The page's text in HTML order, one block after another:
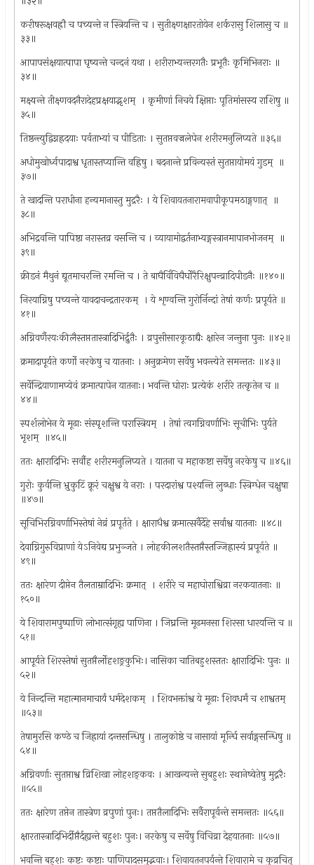
करीषरूक्षवह्रौ च पच्यन्ते न स्त्रियन्ति च । सुतीक्ष्णक्षारतोयेन शर्करासु शिलासु च ॥
३३॥
आपापसंक्षयात्पापा घृष्यन्ते चन्दनं यथा । शरीराभ्यन्तरगतैः प्रभूतैः कृमिभिनराः ॥
३४॥
मक्ष्यन्ते तीक्ष्णवदनैरादेहप्रक्षयाद्भृशम् ‍ । कृमीणां निचये क्षिप्ताः पूतिमांसस्य राशिषु ॥
३५॥
तिष्ठन्त्युद्विग्नह्रदयाः पर्वताभ्यां च पीडिताः । सुतप्तवज्रलेपेन शरीरमनुलिप्यते ॥३६॥
अधोमुखोर्ध्वपादाश्व धृतास्तप्यान्ति वह्रिषु । बदनान्ते प्रविन्यस्तं सुतप्तायोमयं गुडम् ‍ ॥
३७॥
ते खादन्ति पराधीना हन्यमानास्तु मुद्ररैः । ये शिवायतनारामवापीकूपमठाङ्गणात् ‍ ॥
३८॥
अभिद्रवन्ति पापिष्ठा नरास्तव्र वसन्ति च । व्यायामोद्वर्तनाभ्यङ्गस्त्रानमापानभोजनम् ‍ ॥
३९॥
क्रीडनं मैथुनं द्यूतमाचरन्ति रमन्ति च । ते बाघैर्विविघैर्घोरैरिक्षुपन्व्रादिपीडनैः ॥१४०॥
निरयाग्निषु पच्यन्ते यावदाचन्द्रतारकम् ‍ । ये शृण्वन्ति गुरोर्निन्दां तेषां कर्णः प्रपूर्यते ॥
४१॥
अग्निवर्णैरयःकीलैस्तप्ततास्त्रादिभिर्द्रुतैः । व्रपुसीसारकूठाद्यैः क्षारेन जन्तुना पुनः ॥४२॥
क्रमादापूर्यते कर्णो नरकेषु च यातनाः । अनुक्रमेण सर्वेषु भवन्त्येते समन्ततः ॥४३॥
सर्वेन्द्रियाणामप्येवं क्रमात्पापेन यातनाः। भवन्ति घोराः प्रत्येकं शरीरे तत्कृतेन च ॥
४४॥
स्पर्शलोभेन ये मूढाः संस्पृशन्ति परास्त्रियम् ‍ । तेषां त्वगग्निवर्णाभिः सूचीभिः पुर्यते
भृशम् ‍ ॥४५॥
ततः क्षारादिभिः सर्वौह शरीरमनुलिप्यते । यातना च महाकष्टा सर्वेषु नरकेषु च ॥४६॥
गुरोः कुर्वन्ति भ्रुकुटिं क्रूरं चक्षुश्व ये नराः । परदारांश्व पश्यन्ति लुब्धाः स्त्रिग्धेन चक्षुषा
॥४७॥
सूचिभिरग्निवर्णाभिस्तेषां नेव्रं प्रपूर्तते । क्षाराधैश्व क्रमात्सर्वैर्देहे सर्वाश्व यातनाः ॥४८॥
देवाग्निगुरुविप्राणां येऽनिवेद्य प्रभुञ्जते । लोहकीलशतैस्तप्तैस्तज्जिह्रास्यं प्रपूर्यते ॥
४९॥
ततः क्षारेण दीप्तेन तैलताम्रादिभिः क्रमात् ‍ । शरीरे च महाघोराश्विव्रा नरकयातनाः ॥
१५०॥
ये शिवारामपुष्पाणि लोभात्संगृह्य पाणिना । जिघ्रन्ति मूढमनसा शिरसा धारयन्ति च ॥
५१॥
आपूर्यते शिरस्तेषां सुतप्तैर्लोहशङ्रकुभिः। नासिका चातिबहुशस्ततः क्षारादिभिः पुनः ॥
५२॥
ये निन्दन्ति महात्मानमाचार्यं धर्मदेशकम् ‍ । शिवभक्तांश्व ये मूढाः शिवधर्मं च शाश्वतम् ‍
॥५३॥
तेषामुरसि कण्ठे च जिह्रायां दन्तसन्धिषु । तालुकोष्ठे च नासायां मूर्न्घि सर्वाङ्गसन्धिषु ॥
५४॥
अग्निवर्णाः सुतप्ताश्व व्रिशिखा लोहशङ्कवः । आखन्यन्ते सुबहुशः स्थानेष्वेतेषु मुद्नरैः
॥५५॥
ततः क्षारेण तप्तेन तास्त्रेण व्रपुणां पुनः। तप्ततैलादिभिः सर्वैरापूर्वन्ते समन्ततः ॥५६॥
क्षारतास्त्रादिभिर्दीप्तैर्दह्यन्ते बहुशः पुनः। नरकेषु च सर्वेषु विचिव्रा देहयातनाः ॥५७॥
भवन्ति बहुशः कष्टः कष्टाः पाणिपादसमुद्भवाः। शिवायतनपर्यन्ते शिवारामे च कुव्रचित्